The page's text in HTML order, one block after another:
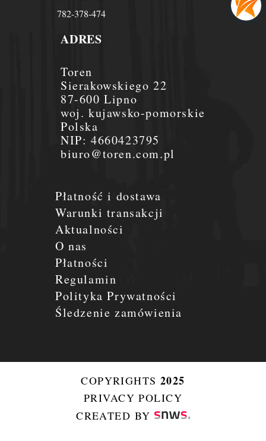
Płatność i dostawa
Warunki transakcji
Aktualności
O nas
Płatności
Regulamin
Polityka Prywatności
Śledzenie zamówienia
ADRES
Toren
Sierakowskiego 22
87-600 Lipno
woj. kujawsko-pomorskie
Polska
NIP:4660423795
biuro@toren.com.pl
782-378-474
COPYRIGHTS 2025
PRIVACY POLICY
CREATED BY